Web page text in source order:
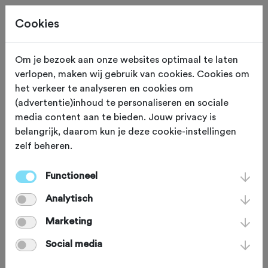
RUST Scuol
Hotel Filli
Hotel Filli in Scuol is een Certified
Swiss Bike Hotel. Dat betekent onder
andere dat er meer dan genoeg ruimte
is om je fiets veilig te stallen en dat de
porties royaal genoeg zijn om die
Cookies
Om je bezoek aan onze websites optimaal te laten
verlopen, maken wij gebruik van cookies. Cookies om
het verkeer te analyseren en cookies om
(advertentie)inhoud te personaliseren en sociale
media content aan te bieden. Jouw privacy is
belangrijk, daarom kun je deze cookie-instellingen
zelf beheren.
Functioneel
Analytisch
Marketing
Social media